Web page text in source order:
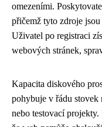
omezeními.
přičemž tyto zdroje
Uživatel po registraci
webových stránek,
Kapacita diskového
pohybuje v řádu stovek
nebo testovací projekty.